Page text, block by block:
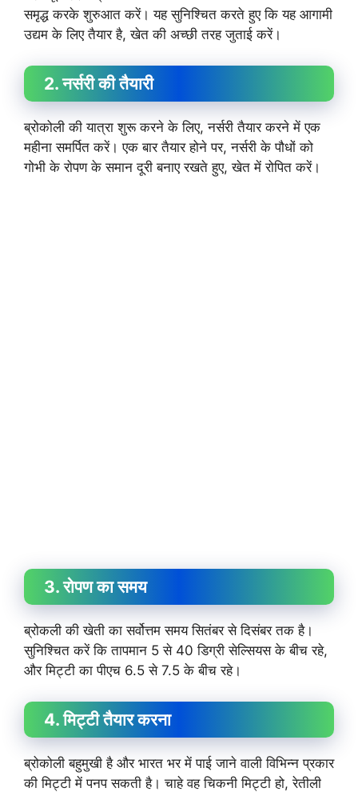
समृद्ध करके शुरुआत करें। यह सुनिश्चित करते हुए कि यह आगामी
उद्यम के लिए तैयार है, खेत की अच्छी तरह जुताई करें।
2. नर्सरी की तैयारी
ब्रोकोली की यात्रा शुरू करने के लिए, नर्सरी तैयार करने में एक
महीना समर्पित करें। एक बार तैयार होने पर, नर्सरी के पौधों को
गोभी के रोपण के समान दूरी बनाए रखते हुए, खेत में रोपित करें।
3. रोपण का समय
ब्रोकली की खेती का सर्वोत्तम समय सितंबर से दिसंबर तक है।
सुनिश्चित करें कि तापमान 5 से 40 डिग्री सेल्सियस के बीच रहे,
और मिट्टी का पीएच 6.5 से 7.5 के बीच रहे।
4. मिट्टी तैयार करना
ब्रोकोली बहुमुखी है और भारत भर में पाई जाने वाली विभिन्न प्रकार
की मिट्टी में पनप सकती है। चाहे वह चिकनी मिट्टी हो, रेतीली